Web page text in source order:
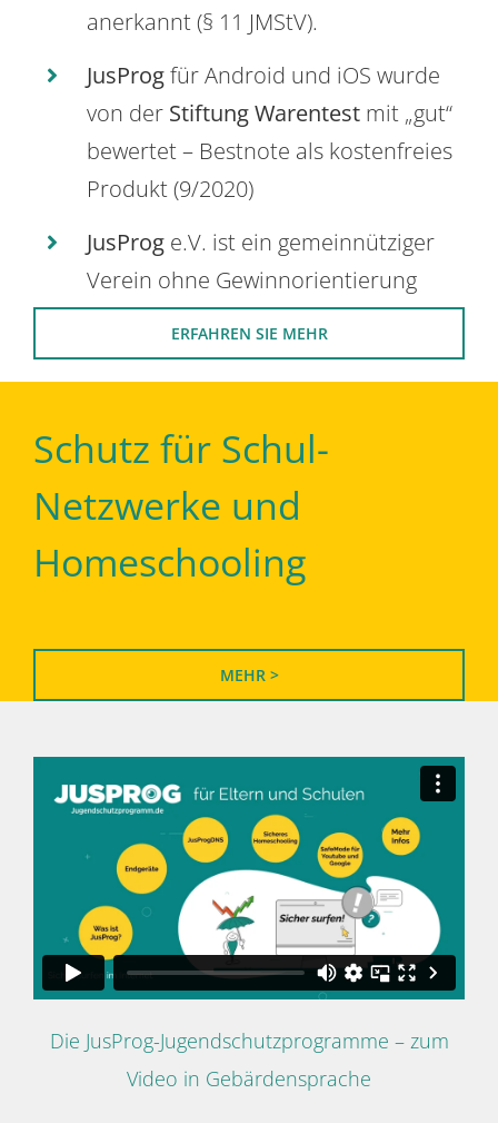
anerkannt (§ 11 JMStV).
JusProgfür Android und iOS wurde
von der Stiftung Warentest mit „gut“
bewertet – Bestnote als kostenfreies
Produkt (9/2020)
JusProg e.V. ist ein gemeinnütziger
Verein ohne Gewinnorientierung
ERFAHREN SIE MEHR
Schutz für Schul-
Netzwerke und
Homeschooling
MEHR >
Die JusProg-Jugendschutzprogramme – zum
Video in Gebärdensprache